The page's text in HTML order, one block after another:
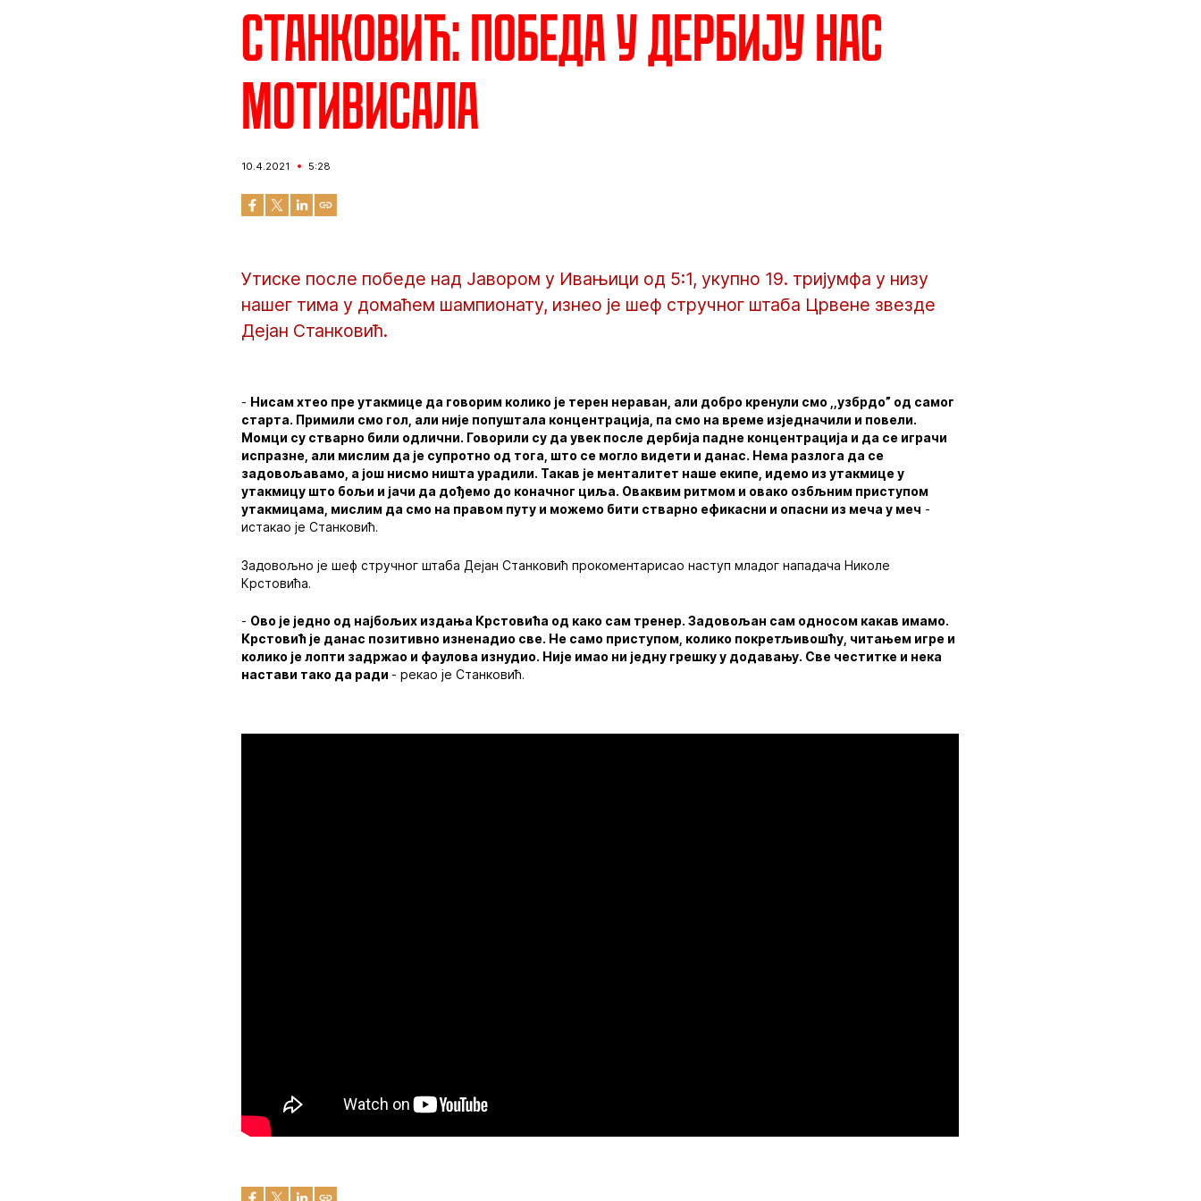
Станковић: Победа у дербију нас
мотивисала
10.4.2021 5:28
Утиске после победе над Јавором у Ивањици од 5:1, укупно 19. тријумфа у низу
нашег тима у домаћем шампионату, изнео је шеф стручног штаба Црвене звезде
Дејан Станковић.
- Нисам хтео пре утакмице да говорим колико је терен нераван, али добро кренули смо ,,узбрдо” од самог
старта. Примили смо гол, али није попуштала концентрација, па смо на време изједначили и повели.
Момци су стварно били одлични. Говорили су да увек после дербија падне концентрација и да се играчи
испразне, али мислим да је супротно од тога, што се могло видети и данас. Нема разлога да се
задовољавамо, а још нисмо ништа урадили. Такав је менталитет наше екипе, идемо из утакмице у
утакмицу што бољи и јачи да дођемо до коначног циља. Оваквим ритмом и овако озбљним приступом
утакмицама, мислим да смо на правом путу и можемо бити стварно ефикасни и опасни из меча у меч -
истакао је Станковић.
Задовољно је шеф стручног штаба Дејан Станковић прокоментарисао наступ младог нападача Николе
Крстовића.
- Ово је једно од најбољих издања Крстовића од како сам тренер. Задовољан сам односом какав имамо.
Крстовић је данас позитивно изненадио све. Не само приступом, колико покретљивошћу, читањем игре и
колико је лопти задржао и фаулова изнудио. Није имао ни једну грешку у додавању. Све честитке и нека
настави тако да ради - рекао је Станковић.